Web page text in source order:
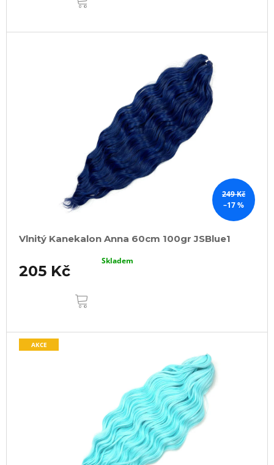
249 Kč
–17 %
Vlnitý Kanekalon Anna 60cm 100gr JSBlue1
205 Kč
Skladem
AKCE